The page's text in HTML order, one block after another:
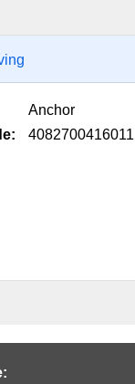
Anchor
4082700416011